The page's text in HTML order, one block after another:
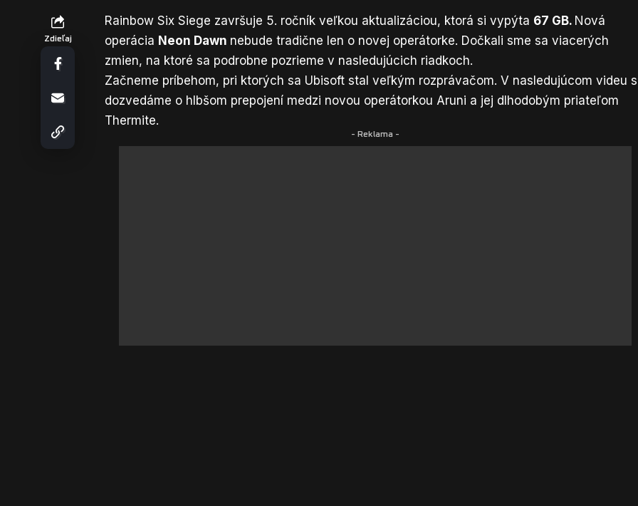
Zdieľaj
Rainbow Six Siege završuje 5. ročník veľkou aktualizáciou, ktorá si vypýta 67 GB. Nová
operácia Neon Dawn nebude tradične len o novej operátorke. Dočkali sme sa viacerých
zmien, na ktoré sa podrobne pozrieme v nasledujúcich riadkoch.
Začneme príbehom, pri ktorých sa Ubisoft stal veľkým rozprávačom. V nasledujúcom videu
dozvedáme o hlbšom prepojení medzi novou operátorkou Aruni a jej dlhodobým priateľom
Thermite.
- Reklama -